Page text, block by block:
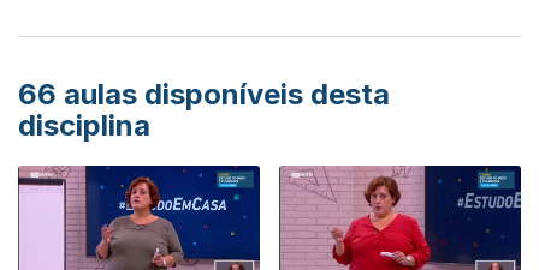
66 aulas disponíveis desta
disciplina